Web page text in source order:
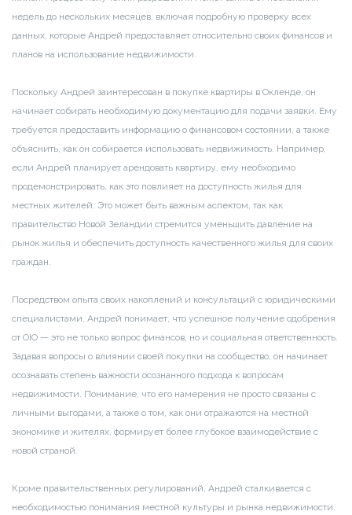
недель до нескольких месяцев, включая подробную проверку всех
данных, которые Андрей предоставляет относительно своих финансов и
планов на использование недвижимости.
Поскольку Андрей заинтересован в покупке квартиры в Окленде, он
начинает собирать необходимую документацию для подачи заявки. Ему
требуется предоставить информацию о финансовом состоянии, а также
объяснить, как он собирается использовать недвижимость. Например,
если Андрей планирует арендовать квартиру, ему необходимо
продемонстрировать, как это повлияет на доступность жилья для
местных жителей. Это может быть важным аспектом, так как
правительство Новой Зеландии стремится уменьшить давление на
рынок жилья и обеспечить доступность качественного жилья для своих
граждан.
Посредством опыта своих накоплений и консультаций с юридическими
специалистами, Андрей понимает, что успешное получение одобрения
от OIO — это не только вопрос финансов, но и социальная ответственность.
Задавая вопросы о влиянии своей покупки на сообщество, он начинает
осознавать степень важности осознанного подхода к вопросам
недвижимости. Понимание, что его намерения не просто связаны с
личными выгодами, а также о том, как они отражаются на местной
экономике и жителях, формирует более глубокое взаимодействие с
новой страной.
Кроме правительственных регулирований, Андрей сталкивается с
необходимостью понимания местной культуры и рынка недвижимости.